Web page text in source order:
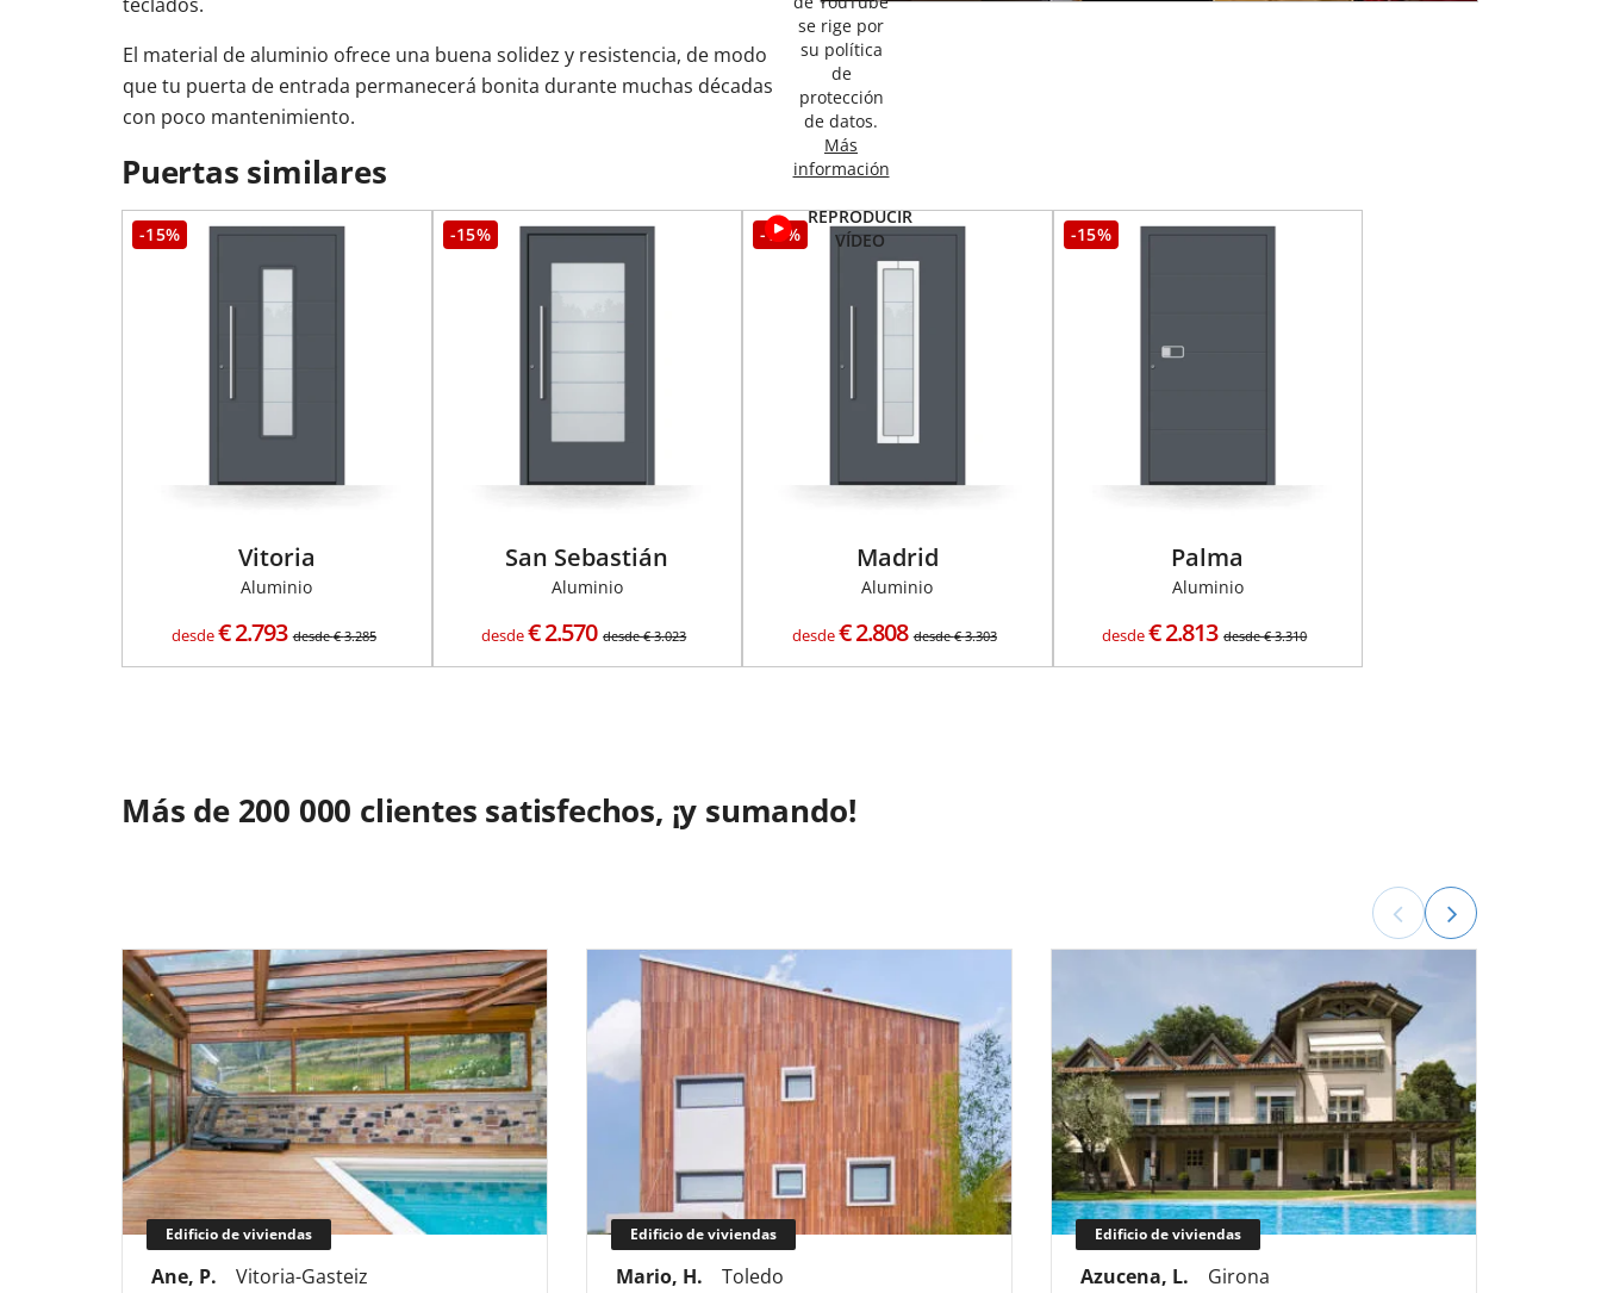
El material de aluminio ofrece una buena solidez y resistencia, de modo
que tu puerta de entrada permanecerá bonita durante muchas décadas
con poco mantenimiento.
se rige por
su política
de
protección
de datos.
Más
información
REPRODUCIR
VÍDEO
Puertas similares
-15%
Vitoria
Aluminio
desde€2.793 desde€3.285
-15%
San Sebastián
Aluminio
desde€2.570 desde€3.023
-15%
Madrid
Aluminio
desde€2.808 desde€3.303
-15%
Palma
Aluminio
desde€2.813 desde€3.310
Más de 200 000 clientes satisfechos, ¡y sumando!
Edificio de viviendas
Ane, P. Vitoria-Gasteiz
Edificio de viviendas
Mario, H. Toledo
Edificio de viviendas
Azucena, L. Girona